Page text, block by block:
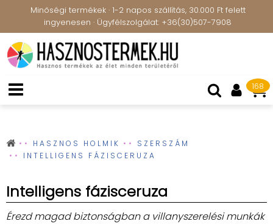
Minőségi termékek · 1-2 napos szállítás, 30.000 Ft felett
ingyenesen · Ügyfélszolgálat: +36(30)507-7908
168
HASZNOS HOLMIK
SZERSZÁM
INTELLIGENS FÁZISCERUZA
Intelligens fázisceruza
Érezd magad biztonságban a villanyszerelési munkák